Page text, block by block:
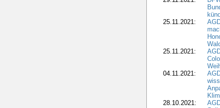
25.11.2021:
25.11.2021:
04.11.2021:
28.10.2021: